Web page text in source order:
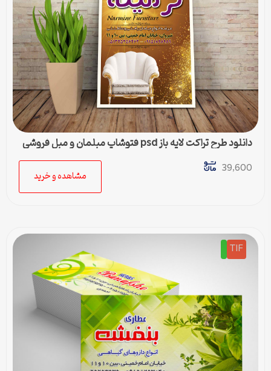
دانلود طرح تراکت لایه باز psd فتوشاپ مبلمان و مبل فروشی
39,600
مشاهده و خرید
TIF